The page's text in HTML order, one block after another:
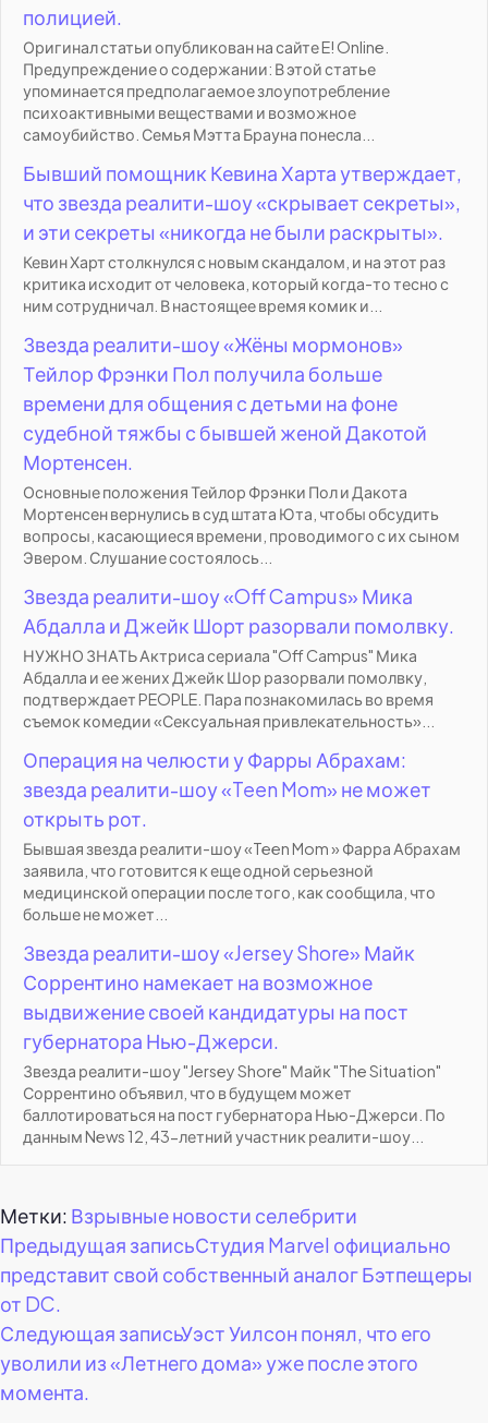
полицией.
Оригинал статьи опубликован на сайте E! Online.
Предупреждение о содержании: В этой статье
упоминается предполагаемое злоупотребление
психоактивными веществами и возможное
самоубийство. Семья Мэтта Брауна понесла...
Бывший помощник Кевина Харта утверждает,
что звезда реалити-шоу «скрывает секреты»,
и эти секреты «никогда не были раскрыты».
Кевин Харт столкнулся с новым скандалом, и на этот раз
критика исходит от человека, который когда-то тесно с
ним сотрудничал. В настоящее время комик и...
Звезда реалити-шоу «Жёны мормонов»
Тейлор Фрэнки Пол получила больше
времени для общения с детьми на фоне
судебной тяжбы с бывшей женой Дакотой
Мортенсен.
Основные положения Тейлор Фрэнки Пол и Дакота
Мортенсен вернулись в суд штата Юта, чтобы обсудить
вопросы, касающиеся времени, проводимого с их сыном
Эвером. Слушание состоялось...
Звезда реалити-шоу «Off Campus» Мика
Абдалла и Джейк Шорт разорвали помолвку.
НУЖНО ЗНАТЬ Актриса сериала "Off Campus" Мика
Абдалла и ее жених Джейк Шор разорвали помолвку,
подтверждает PEOPLE. Пара познакомилась во время
съемок комедии «Сексуальная привлекательность»...
Операция на челюсти у Фарры Абрахам:
звезда реалити-шоу «Teen Mom» не может
открыть рот.
Бывшая звезда реалити-шоу «Teen Mom » Фарра Абрахам
заявила, что готовится к еще одной серьезной
медицинской операции после того, как сообщила, что
больше не может...
Звезда реалити-шоу «Jersey Shore» Майк
Соррентино намекает на возможное
выдвижение своей кандидатуры на пост
губернатора Нью-Джерси.
Звезда реалити-шоу "Jersey Shore" Майк "The Situation"
Соррентино объявил, что в будущем может
баллотироваться на пост губернатора Нью-Джерси. По
данным News 12, 43-летний участник реалити-шоу...
Метки: Взрывные новости селебрити
Навигация
по
записям
Предыдущая записьСтудия Marvel официально
представит свой собственный аналог Бэтпещеры
от DC.
Следующая записьУэст Уилсон понял, что его
уволили из «Летнего дома» уже после этого
момента.